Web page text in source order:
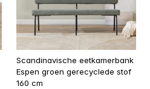
Scandinavische eetkamerbank
Espen groen gerecyclede stof
160 cm